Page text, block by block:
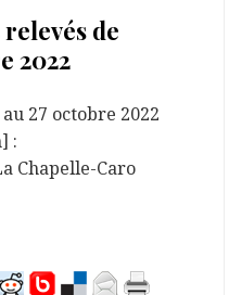
de
2022
27 octobre 2022
:
Chapelle-Caro